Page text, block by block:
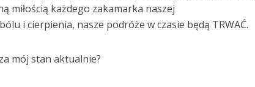
miłością każdego zakamarka naszej
i cierpienia, nasze podróże w czasie będą TRWAĆ.
mój stan aktualnie?